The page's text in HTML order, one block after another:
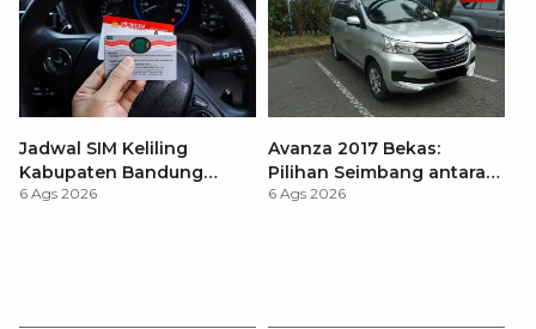
Jadwal SIM Keliling
Kabupaten Bandung
Terbaru 2026 dan
6 Ags 2026
Avanza 2017 Bekas:
Pilihan Seimbang antara
Harga dan Fitur Modern
6 Ags 2026